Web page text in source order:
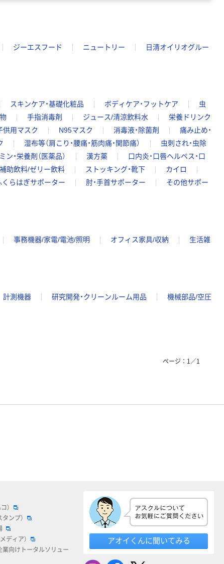
ジーエスフード ニュートリー
日清オイリオグルー
スキンケア・基礎化粧品 ボディケア・フットケア
虫
手指消毒剤 ジュース/清涼飲料水
栄養ドリンク
供用マスク N95マスク 消毒液・除菌剤
痛み止め・
湿布等（肩こり・腰痛・筋肉痛・関節痛）
虫刺され・虫除
ン・栄養剤（医薬品） 漢方薬
口内炎・口唇ヘルペス・口
補助飲料/ゼリー飲料 ストッキング・靴下
カイロ
くらはぎサポーター 肘・手首サポーター
その他サポー
事務機器/家電/電池/照明 オフィス家具/収納
生活雑
計測機器 研究開発・クリーンルーム用品
機械部品/空圧
ページ： 1 ／1
）
タンプ）
ディア）
業向けトータルソリュー
アオイくんに聞いてみる